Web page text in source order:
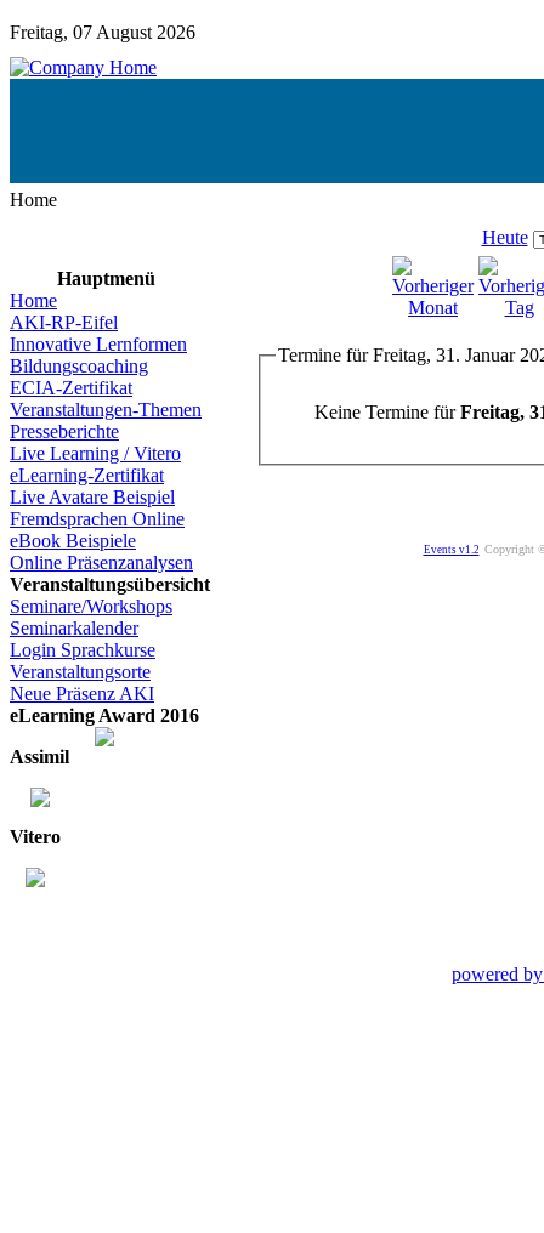
Freitag, 07 August 2026
Home
Hauptmenü
Home
AKI-RP-Eifel
Innovative Lernformen
Bildungscoaching
ECIA-Zertifikat
Veranstaltungen-Themen
Presseberichte
Live Learning / Vitero
eLearning-Zertifikat
Live Avatare Beispiel
Fremdsprachen Online
eBook Beispiele
Online Präsenzanalysen
Veranstaltungsübersicht
Seminare/Workshops
Seminarkalender
Login Sprachkurse
Veranstaltungsorte
Neue Präsenz AKI
eLearning Award 2016
Assimil
Vitero
Heute
Termine für Freitag, 31. Januar
Keine Termine fürFreitag,
Events v1.2 Copyright
powered